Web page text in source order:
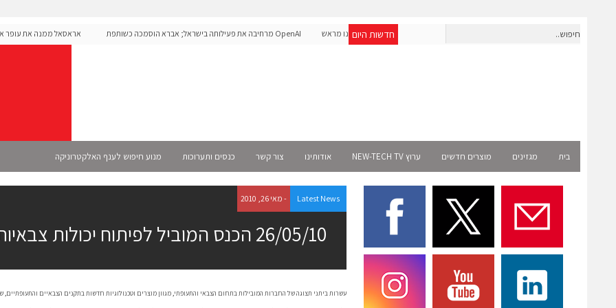
חדשות היום
חברת IAIG גייסה 6 מיליון דולר להקמת חברות תוכנה שנבנו מראש
OpenAI מרחיבה את פעילותה בישראל; אברא הוסמכה כשותפת
אראסאל ממנה את עופר
בית מגזינים מוצרים חדשים ערוץ NEW-TECH TV אודותינו צור קשר כנסים ותערוכות מנוע חיפוש לענף האלקטרוניקה
Latest News - מאי 26, 2010
26/05/10 הכנס המוביל לפיתוח יכולות צבאיות נערך היום.
עשרות ביתני תצוגה של החברות המובילות בתחום הצבאי והתעופתי, מגוון מוצרים וטכנולוגיות חדשות בתקנים הצבאיים